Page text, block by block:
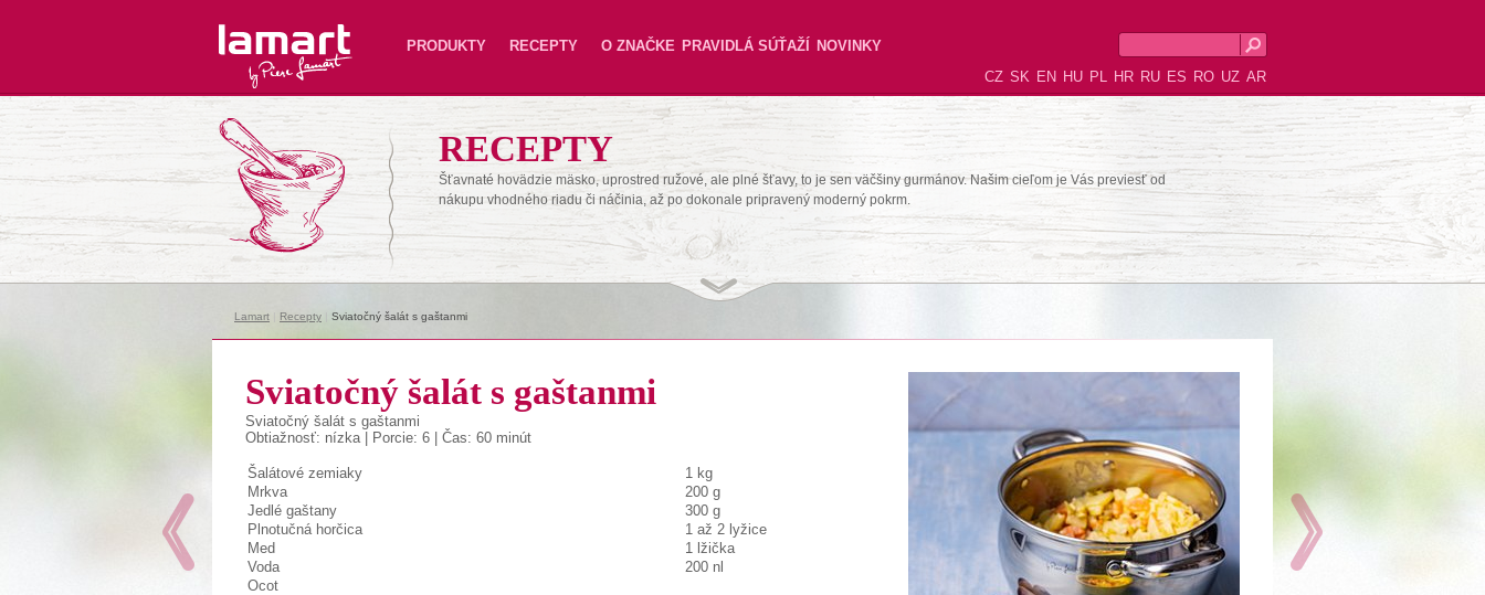
Lamart PRODUKTY RECEPTY O ZNAČKE PRAVIDLÁ SÚŤAŽÍ
NOVINKY
CZ SK EN HU PL HR RU ES RO UZ AR
RECEPTY
Šťavnaté hovädzie mäsko, uprostred ružové, ale plné šťavy, to je sen väčšiny gurmánov. Našim cieľom je Vás previesť od
nákupu vhodného riadu či náčinia, až po dokonale pripravený moderný pokrm.
Lamart Recepty Sviatočný šalát s gaštanmi
Sviatočný šalát s gaštanmi
Sviatočný šalát s gaštanmi
Obtiažnosť: nízka | Porcie: 6 | Čas: 60 minút
Šalátové zemiaky
1 kg
Mrkva
200 g
Jedlé gaštany
300 g
Plnotučná horčica
1 až 2 lyžice
Med
1 lžička
Voda
200 nl
Ocot